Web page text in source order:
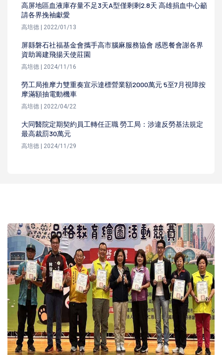
高屏地區血液庫存量不足3天A型僅剩剩2.8天 高雄捐血中心籲
請各界挽袖獻愛
高培德 | 2022/01/13
屏縣磐石社福基金會攜手高市腦麻服務協會 感恩餐會謝各界
資助籌建飛揚天使莊園
高培德 | 2024/11/16
勞工局推摩力雙重奏宣示達標營業額2000萬元 5至7月視障按
摩滿額抽電動機車
高培德 | 2022/04/22
大同醫院定期契約員工轉任正職 勞工局：涉違反勞基法規定
最高裁罰30萬元
高培德 | 2024/11/29